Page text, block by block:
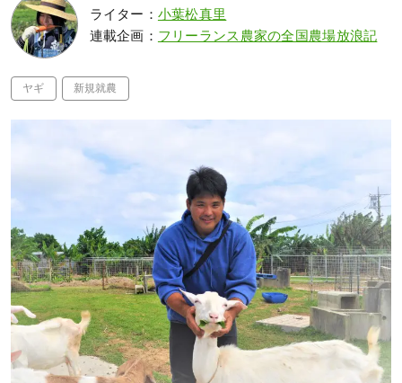
ライター： 小葉松真里
連載企画： フリーランス農家の全国農場放浪記
ヤギ 新規就農